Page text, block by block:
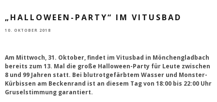
„HALLOWEEN-PARTY“ IM VITUSBAD
10. OKTOBER 2018
Am Mittwoch, 31. Oktober, findet im Vitusbad in Mönchengladbach
bereits zum 13. Mal die große Halloween-Party für Leute zwischen
8 und 99 Jahren statt. Bei blutrotgefärbtem Wasser und Monster-
Kürbissen am Beckenrand ist an diesem Tag von 18:00 bis 22:00 Uhr
Gruselstimmung garantiert.